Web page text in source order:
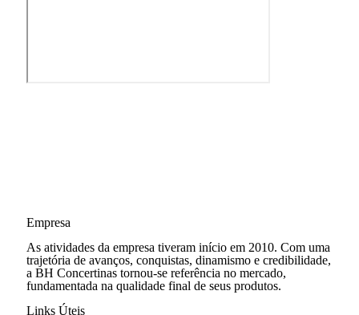
Empresa
As atividades da empresa tiveram início em 2010. Com uma
trajetória de avanços, conquistas, dinamismo e credibilidade,
a BH Concertinas tornou-se referência no mercado,
fundamentada na qualidade final de seus produtos.
Links Úteis